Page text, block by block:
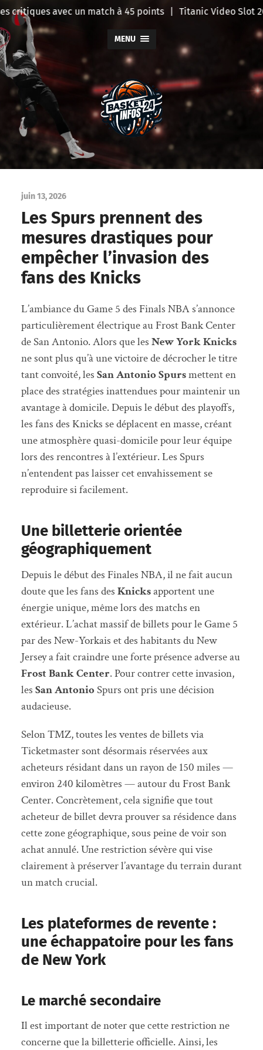
critiques avec un match à 45 points | Titanic Video Slot
MENU
BasketInfo
juin 13, 2026
Les Spurs prennent des
mesures drastiques pour
empêcher l’invasion des
fans des Knicks
L’ambiance du Game 5 des Finals NBA s’annonce
particulièrement électrique au Frost Bank Center
de San Antonio. Alors que les New York Knicks
ne sont plus qu’à une victoire de décrocher le titre
tant convoité, les San Antonio Spursmettent en
place des stratégies inattendues pour maintenir un
avantage à domicile. Depuis le début des playoffs,
les fans des Knicks se déplacent en masse, créant
une atmosphère quasi-domicile pour leur équipe
lors des rencontres à l’extérieur. Les Spurs
n’entendent pas laisser cet envahissement se
reproduire si facilement.
Une billetterie orientée
géographiquement
Depuis le début des Finales NBA, il ne fait aucun
doute que les fans des Knicksapportent une
énergie unique, même lors des matchs en
extérieur. L’achat massif de billets pour le Game 5
par des New-Yorkais et des habitants du New
Jersey a fait craindre une forte présence adverse au
Frost Bank Center. Pour contrer cette invasion,
les San AntonioSpurs ont pris une décision
audacieuse.
Selon TMZ, toutes les ventes de billets via
Ticketmaster sont désormais réservées aux
acheteurs résidant dans un rayon de 150 miles —
environ 240 kilomètres — autour du Frost Bank
Center. Concrètement, cela signifie que tout
acheteur de billet devra prouver sa résidence dans
cette zone géographique, sous peine de voir son
achat annulé. Une restriction sévère qui vise
clairement à préserver l’avantage du terrain durant
un match crucial.
Les plateformes de revente :
une échappatoire pour les fans
de New York
Le marché secondaire
Il est important de noter que cette restriction ne
concerne que la billetterie officielle. Ainsi, les